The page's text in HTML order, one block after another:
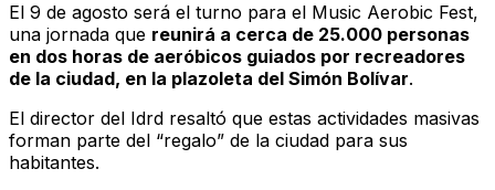
El 9 de agosto será el turno para el Music Aerobic Fest,
una jornada que reunirá a cerca de 25.000 personas
en dos horas de aeróbicos guiados por recreadores
de la ciudad, en la plazoleta del Simón Bolívar.
El director del Idrd resaltó que estas actividades masivas
forman parte del “regalo” de la ciudad para sus
habitantes.